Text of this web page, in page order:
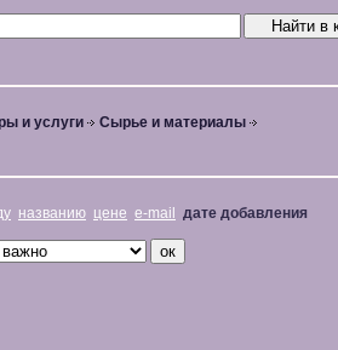
и услуги Сырье и материалы
названию цене e-mail дате добавления